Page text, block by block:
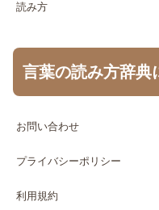
読み方
言葉の読み方辞典
お問い合わせ
プライバシーポリシー
利用規約